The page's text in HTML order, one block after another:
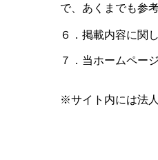
で、 あくまでも参
６．掲載内容に関
７． 当ホームペー
※サイト内には法